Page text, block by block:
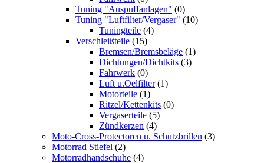
Tuning "Auspuffanlagen" (0)
Tuning "Luftfilter/Vergaser" (10)
Tuningteile (4)
Verschleißteile (15)
Bremsen/Bremsbeläge (1)
Dichtungen/Dichtkits (3)
Fahrwerk (0)
Luft u.Oelfilter (1)
Motorteile (1)
Ritzel/Kettenkits (0)
Vergaserteile (5)
Zündkerzen (4)
Moto-Cross-Protectoren u. Schutzbrillen (3)
Motorrad Stiefel (2)
Motorradhandschuhe (4)